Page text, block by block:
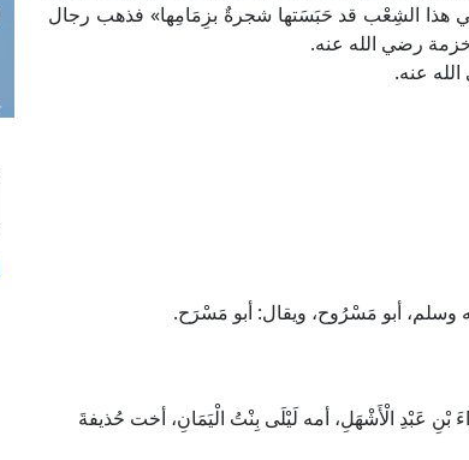
في هذا الشِعْب قد حَبَسَتها شجرةٌ بزِمَامِها» فذهب رجال
رضي الله عنه.
عنه.
وسلم، أبو مَسْرُوح، ويقال: أبو مَسْرَح.
عَبْدِ الْأَشْهَلِ، أمه لَيْلَى بِنْتُ الْيَمَانِ، أخت حُذيفةَ